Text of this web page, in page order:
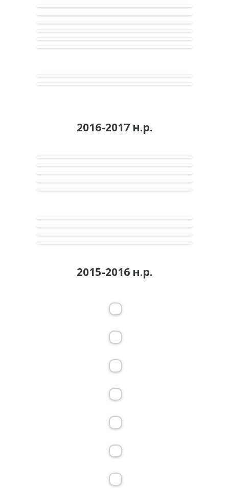
2016-2017 н.р.
2015-2016 н.р.